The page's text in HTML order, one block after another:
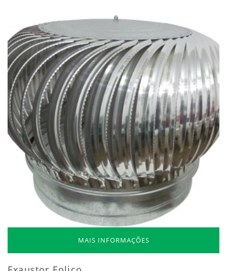
MAIS INFORMAÇÕES